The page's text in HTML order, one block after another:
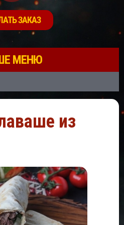
ЗАКАЗ
МЕНЮ
из